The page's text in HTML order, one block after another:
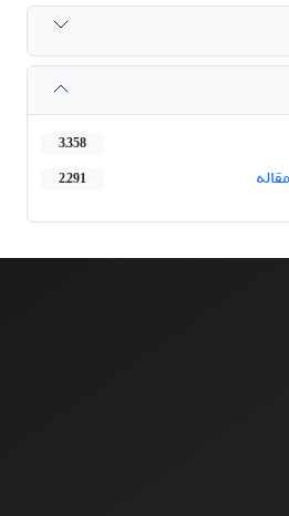
3,358
2,291